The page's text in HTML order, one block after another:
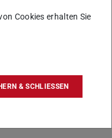
Ortsbesuchs
den
lassen. Sie dankte
die die RMU mit
dies durch ihre
haben.
Cookies erhalten Sie
& SCHLIESSEN